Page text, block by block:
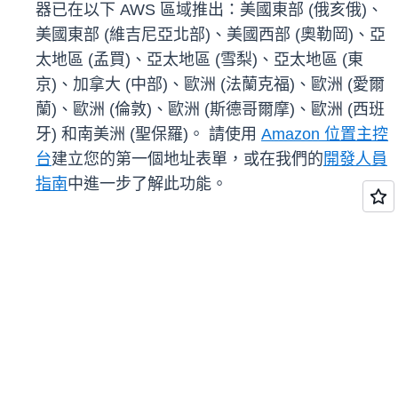
器已在以下 AWS 區域推出：美國東部 (俄亥俄)、
美國東部 (維吉尼亞北部)、美國西部 (奧勒岡)、亞
太地區 (孟買)、亞太地區 (雪梨)、亞太地區 (東
京)、加拿大 (中部)、歐洲 (法蘭克福)、歐洲 (愛爾
蘭)、歐洲 (倫敦)、歐洲 (斯德哥爾摩)、歐洲 (西班
牙) 和南美洲 (聖保羅)。 請使用 Amazon 位置主控
台建立您的第一個地址表單，或在我們的 開發人員
指南中進一步了解此功能。